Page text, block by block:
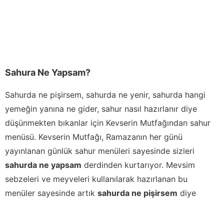
Sahura Ne Yapsam?
Sahurda ne pişirsem, sahurda ne yenir, sahurda hangi
yemeğin yanına ne gider, sahur nasıl hazırlanır diye
düşünmekten bıkanlar için Kevserin Mutfağından sahur
menüsü. Kevserin Mutfağı, Ramazanın her günü
yayınlanan günlük sahur menüleri sayesinde sizleri
sahurda ne yapsam derdinden kurtarıyor. Mevsim
sebzeleri ve meyveleri kullanılarak hazırlanan bu
menüler sayesinde artık sahurda ne pişirsem diye